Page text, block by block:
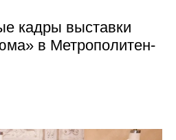
кадры выставки
в Метрополитен-